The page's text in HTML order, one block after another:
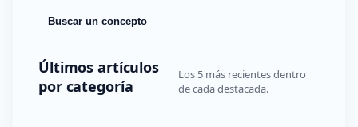
Buscar un concepto
Últimos artículos
por categoría
Los 5 más recientes dentro
de cada destacada.